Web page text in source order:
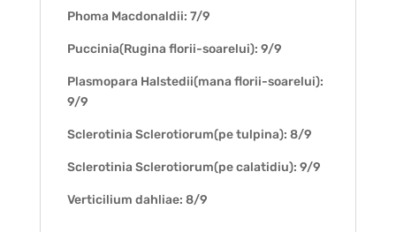
Phoma Macdonaldii: 7/9
Puccinia(Rugina florii-soarelui): 9/9
Plasmopara Halstedii(mana florii-soarelui):
9/9
Sclerotinia Sclerotiorum(pe tulpina): 8/9
Sclerotinia Sclerotiorum(pe calatidiu): 9/9
Verticilium dahliae: 8/9